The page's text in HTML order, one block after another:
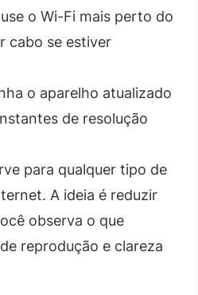
use o Wi-Fi mais perto do
cabo se estiver
o aparelho atualizado
de resolução
para qualquer tipo de
A ideia é reduzir
observa o que
reprodução e clareza